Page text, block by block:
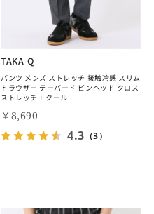
TAKA-Q
パンツ メンズ ストレッチ 接触冷感 スリム
トラウザー テーパード ピンヘッド クロス
ストレッチ + クール
￥8,690
4.3 （3）